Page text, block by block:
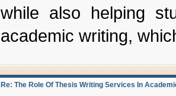
while also helping
academic writing,
Re: The Role Of Thesis Writing Services In